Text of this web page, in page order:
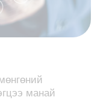
манай